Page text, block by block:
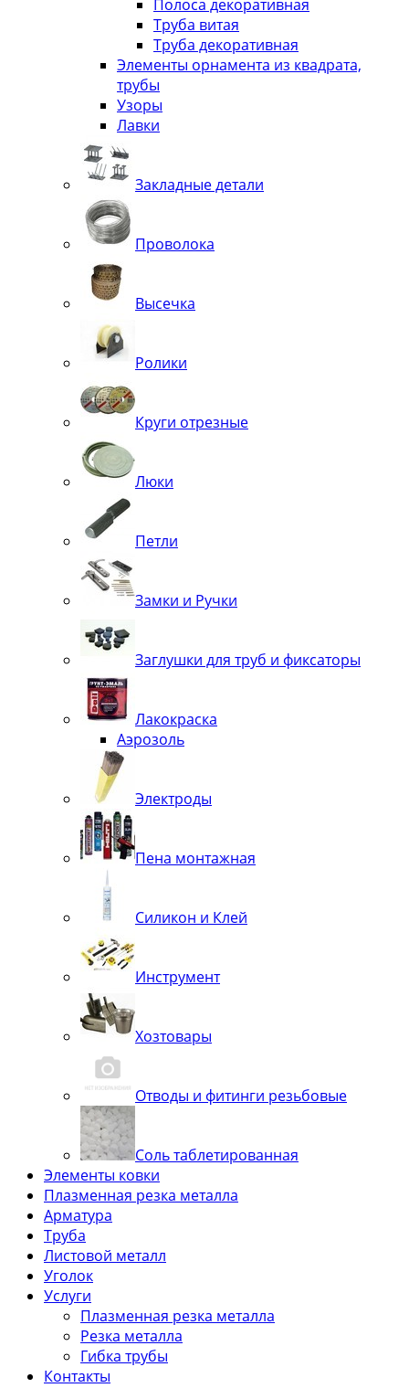
Полоса декоративная
Труба витая
Труба декоративная
Элементы орнамента из квадрата,
трубы
Узоры
Лавки
Закладные детали
Проволока
Высечка
Ролики
Круги отрезные
Люки
Петли
Замки и Ручки
Заглушки для труб и фиксаторы
Лакокраска
Аэрозоль
Электроды
Пена монтажная
Силикон и Клей
Инструмент
Хозтовары
Отводы и фитинги резьбовые
Соль таблетированная
Элементы ковки
Плазменная резка металла
Арматура
Труба
Листовой металл
Уголок
Услуги
Плазменная резка металла
Резка металла
Гибка трубы
Контакты